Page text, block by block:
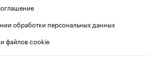
обработки персональных данных
файлов cookie